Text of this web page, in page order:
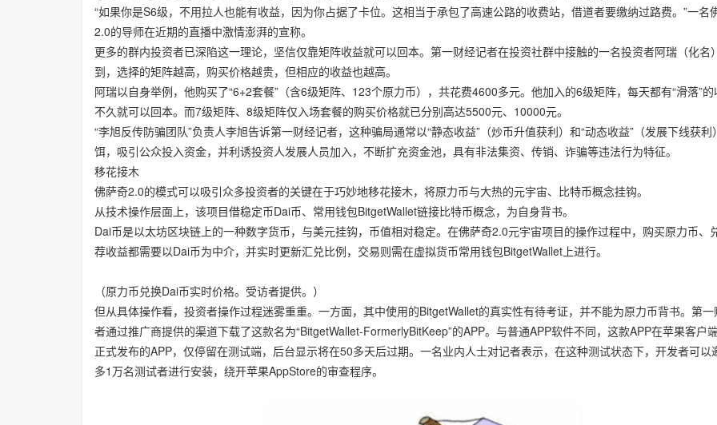
“如果你是S6级，不用拉人也能有收益，因为你占据了卡位。这相当于承包了高速公路的收费站，借道者要缴纳过路费。”一名
2.0的导师在近期的直播中激情澎湃的宣称。
更多的群内投资者已深陷这一理论，坚信仅靠矩阵收益就可以回本。第一财经记者在投资社群中接触的一名投资者阿瑞（化名
到，选择的矩阵越高，购买价格越贵，但相应的收益也越高。
阿瑞以自身举例，他购买了“6+2套餐”（含6级矩阵、123个原力币），共花费4600多元。他加入的6级矩阵，每天都有“滑落”的
不久就可以回本。而7级矩阵、8级矩阵仅入场套餐的购买价格就已分别高达5500元、10000元。
“李旭反传防骗团队”负责人李旭告诉第一财经记者，这种骗局通常以“静态收益”（炒币升值获利）和“动态收益”（发展下线获利
饵，吸引公众投入资金，并利诱投资人发展人员加入，不断扩充资金池，具有非法集资、传销、诈骗等违法行为特征。
移花接木
佛萨奇2.0的模式可以吸引众多投资者的关键在于巧妙地移花接木，将原力币与大热的元宇宙、比特币概念挂钩。
从技术操作层面上，该项目借稳定币Dai币、常用钱包BitgetWallet链接比特币概念，为自身背书。
Dai币是以太坊区块链上的一种数字货币，与美元挂钩，币值相对稳定。在佛萨奇2.0元宇宙项目的操作过程中，购买原力币、
荐收益都需要以Dai币为中介，并实时更新汇兑比例，交易则需在虚拟货币常用钱包BitgetWallet上进行。
（原力币兑换Dai币实时价格。受访者提供。）
但从具体操作看，投资者操作过程迷雾重重。一方面，其中使用的BitgetWallet的真实性有待考证，并不能为原力币背书。第
者通过推广商提供的渠道下载了这款名为“BitgetWallet-FormerlyBitKeep”的APP。与普通APP软件不同，这款APP在苹果客户
正式发布的APP，仅停留在测试端，后台显示将在50多天后过期。一名业内人士对记者表示，在这种测试状态下，开发者可以
多1万名测试者进行安装，绕开苹果AppStore的审查程序。